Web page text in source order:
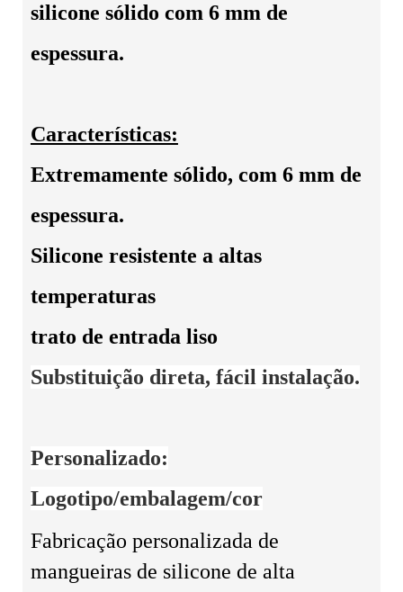
silicone sólido com 6 mm de
espessura.
Características:
Extremamente sólido, com 6 mm de
espessura.
Silicone resistente a altas
temperaturas
trato de entrada liso
Substituição direta, fácil instalação.
Personalizado:
Logotipo/embalagem/cor
Fabricação personalizada de
mangueiras de silicone de alta